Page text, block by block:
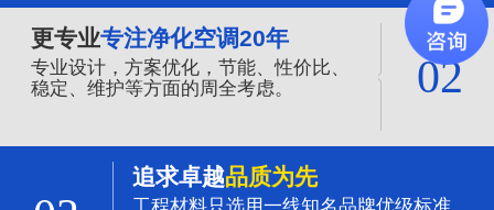
更专业专注净化空调20年
专业设计，方案优化，节能、性价比、
稳定、维护等方面的周全考虑。
02
追求卓越品质为先
工程材料只选用一线知名品牌优级标准